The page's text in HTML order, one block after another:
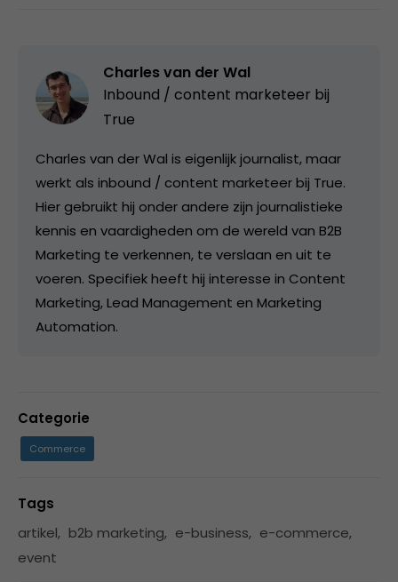
Charles van der Wal
Inbound / content marketeer bij
True
Charles van der Wal is eigenlijk journalist, maar
werkt als inbound / content marketeer bij True.
Hier gebruikt hij onder andere zijn journalistieke
kennis en vaardigheden om de wereld van B2B
Marketing te verkennen, te verslaan en uit te
voeren. Specifiek heeft hij interesse in Content
Marketing, Lead Management en Marketing
Automation.
Categorie
Commerce
Tags
artikel, b2b marketing, e-business, e-commerce,
event